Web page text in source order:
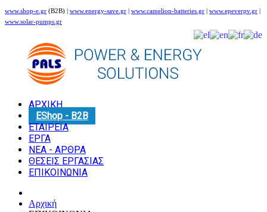
www.shop-e.gr (B2B) | www.energy-save.gr www.camelion-batteries.gr www.epeverpv.gr
www.solar-pumps.gr
ΑΡΧΙΚΗ
EShop - B2B
ΕΤΑΙΡΕΙΑ
ΕΡΓΑ
ΝΕΑ - ΑΡΘΡΑ
ΘΕΣΕΙΣ ΕΡΓΑΣΙΑΣ
ΕΠΙΚΟΙΝΩΝΙΑ
Αρχική